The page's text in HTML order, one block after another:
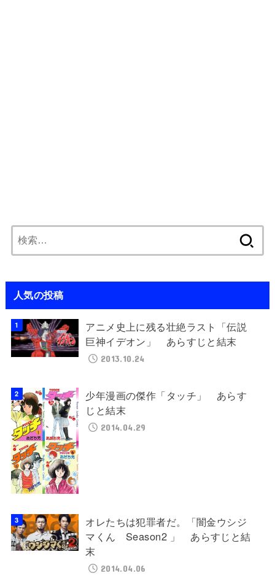
索:
人気の投稿
アニメ史上に残る壮絶ラスト「伝説
巨神イデオン」 あらすじと結末
2013.10.24
少年漫画の傑作「タッチ」 あらす
じと結末
2014.04.29
オレたちは犯罪者だ。「闇金ウシジ
マくん Season2 」 あらすじと結
末
2014.04.06